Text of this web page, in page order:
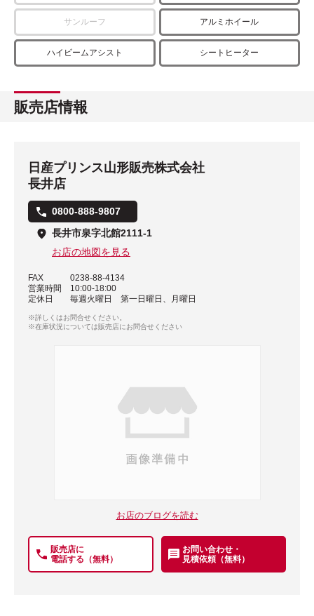
サンルーフ アルミホイール
ハイビームアシスト シートヒーター
販売店情報
日産プリンス山形販売株式会社
長井店
0800-888-9807
長井市泉字北館2111-1
お店の地図を見る
FAX
0238-88-4134
営業時間
10:00-18:00
定休日
毎週火曜日 第一日曜日、月曜日
※詳しくはお問合せください。
※在庫状況については販売店にお問合せください
お店のブログを読む
販売店に
電話する（無料）
お問い合わせ・
見積依頼（無料）